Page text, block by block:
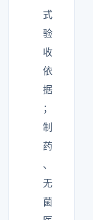
式
验
收
依
据
；
制
药
、
无
菌